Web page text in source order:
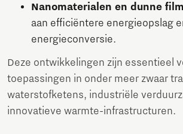
Nanomaterialen en dunne
aan efficiëntere energieopslag
energieconversie.
Deze ontwikkelingen zijn essentieel
toepassingen in onder meer zwaar
waterstofketens, industriële
innovatieve warmte-infrastructuren.